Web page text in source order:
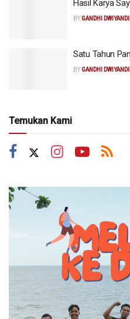
Hasil Karya
BYGANDHI
Satu Tahun
BYGANDHI
Temukan Kami